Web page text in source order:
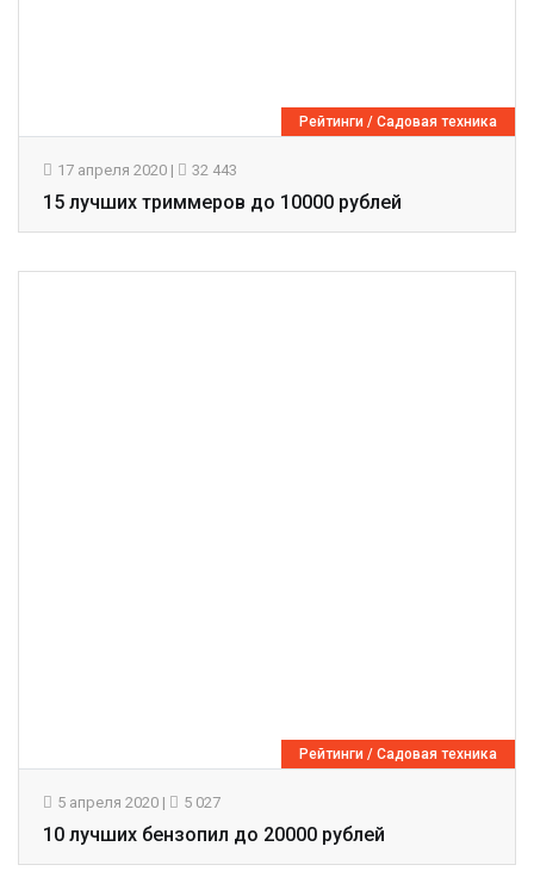
Рейтинги / Садовая техника
17 апреля 2020 | 32 443
15 лучших триммеров до 10000 рублей
Рейтинги / Садовая техника
5 апреля 2020 | 5 027
10 лучших бензопил до 20000 рублей